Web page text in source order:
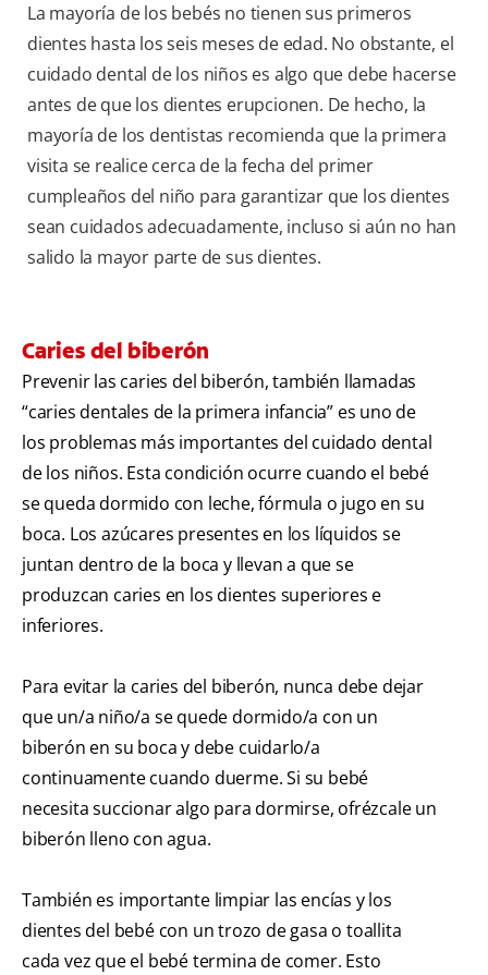
La mayoría de los bebés no tienen sus primeros
dientes hasta los seis meses de edad. No obstante, el
cuidado dental de los niños es algo que debe hacerse
antes de que los dientes erupcionen. De hecho, la
mayoría de los dentistas recomienda que la primera
visita se realice cerca de la fecha del primer
cumpleaños del niño para garantizar que los dientes
sean cuidados adecuadamente, incluso si aún no han
salido la mayor parte de sus dientes.
Caries del biberón
Prevenir las caries del biberón, también llamadas
“caries dentales de la primera infancia” es uno de
los problemas más importantes del cuidado dental
de los niños. Esta condición ocurre cuando el bebé
se queda dormido con leche, fórmula o jugo en su
boca. Los azúcares presentes en los líquidos se
juntan dentro de la boca y llevan a que se
produzcan caries en los dientes superiores e
inferiores.
Para evitar la caries del biberón, nunca debe dejar
que un/a niño/a se quede dormido/a con un
biberón en su boca y debe cuidarlo/a
continuamente cuando duerme. Si su bebé
necesita succionar algo para dormirse, ofrézcale un
biberón lleno con agua.
También es importante limpiar las encías y los
dientes del bebé con un trozo de gasa o toallita
cada vez que el bebé termina de comer. Esto